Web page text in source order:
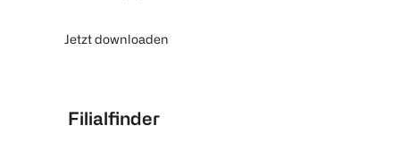
Jetzt downloaden
Filialfinder